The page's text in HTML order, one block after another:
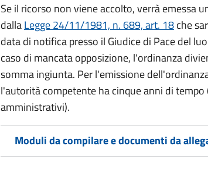
Se il ricorso non viene accolto, verrà emessa
dallaLegge 24/11/1981, n. 689, art. 18che
data di notifica presso il Giudice di Pace del
caso di mancata opposizione, l'ordinanza
somma ingiunta. Per l'emissione
l'autorità competente ha cinque anni di
amministrativi).
Moduli da compilare e documenti da